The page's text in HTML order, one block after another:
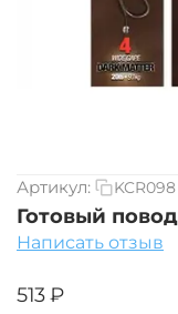
Артикул: KCR098
Готовый
Написать отзыв
‍513‍₽